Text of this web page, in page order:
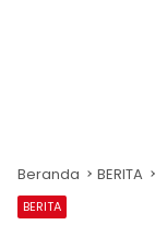
Beranda BERITA
BERITA